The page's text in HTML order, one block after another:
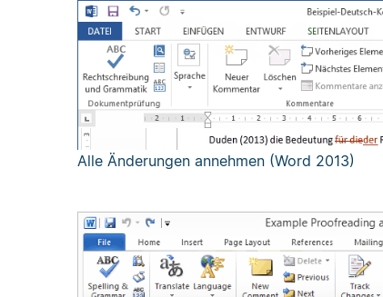
Alle Änderungen annehmen (Word 2013)